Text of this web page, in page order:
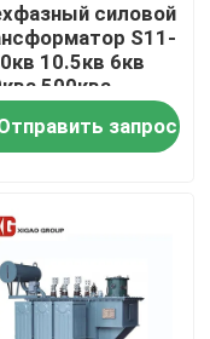
силовой
S11-
10.5кв 6кв
500ква
масляный
запрос